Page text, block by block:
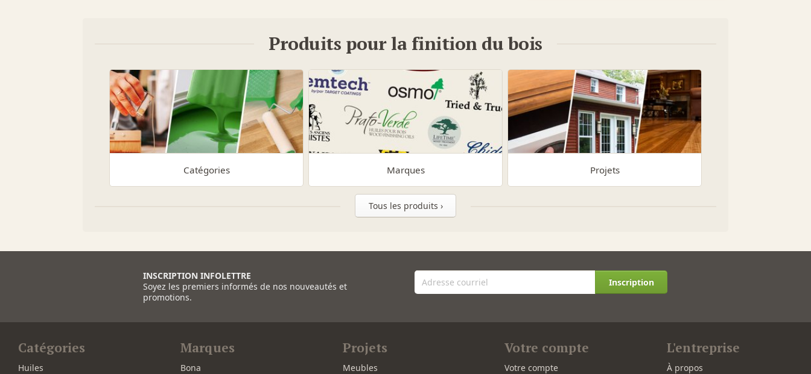
Produits pour la finition du bois
Catégories Marques Projets
Tous les produits ›
INSCRIPTION INFOLETTRE
Soyez les premiers informés de nos nouveautés et
promotions.
Inscription
Catégories
Huiles
Marques
Bona
Projets
Meubles
Votre compte
Votre compte
L'entreprise
À propos